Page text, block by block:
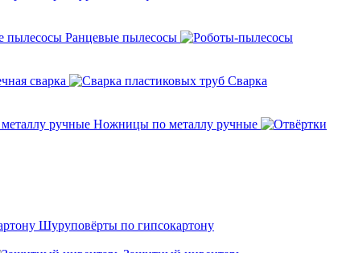
Ранцевые пылесосы
сварка
Cварка
Ножницы по металлу ручные
Шуруповёрты по гипсокартону